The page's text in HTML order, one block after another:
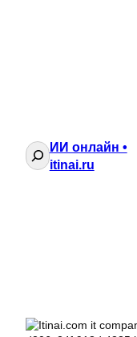
ПоискИИ онлайн •
itinai.ru